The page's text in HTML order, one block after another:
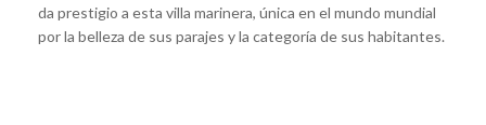
da prestigio a esta villa marinera, única en el mundo mundial
por la belleza de sus parajes y la categoría de sus habitantes.